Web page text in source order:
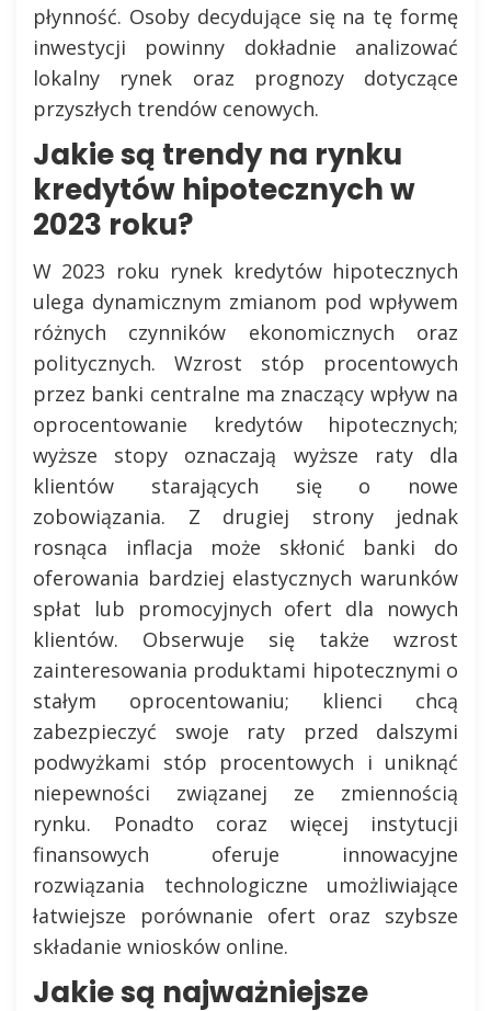
płynność. Osoby decydujące się na tę formę
inwestycji powinny dokładnie analizować
lokalny rynek oraz prognozy dotyczące
przyszłych trendów cenowych.
Jakie są trendy na rynku
kredytów hipotecznych w
2023 roku?
W 2023 roku rynek kredytów hipotecznych
ulega dynamicznym zmianom pod wpływem
różnych czynników ekonomicznych oraz
politycznych. Wzrost stóp procentowych
przez banki centralne ma znaczący wpływ na
oprocentowanie kredytów hipotecznych;
wyższe stopy oznaczają wyższe raty dla
klientów starających się o nowe
zobowiązania. Z drugiej strony jednak
rosnąca inflacja może skłonić banki do
oferowania bardziej elastycznych warunków
spłat lub promocyjnych ofert dla nowych
klientów. Obserwuje się także wzrost
zainteresowania produktami hipotecznymi o
stałym oprocentowaniu; klienci chcą
zabezpieczyć swoje raty przed dalszymi
podwyżkami stóp procentowych i uniknąć
niepewności związanej ze zmiennością
rynku. Ponadto coraz więcej instytucji
finansowych oferuje innowacyjne
rozwiązania technologiczne umożliwiające
łatwiejsze porównanie ofert oraz szybsze
składanie wniosków online.
Jakie są najważniejsze